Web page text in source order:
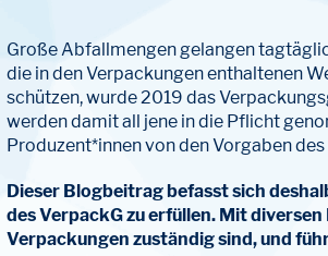
Große Abfallmengen gelangen
die in den Verpackungen enthaltenen
schützen, wurde 2019 das
werden damit all jene in die Pflicht
Produzent*innen von den Vorgaben
Dieser Blogbeitrag befasst sich
des VerpackG zu erfüllen. Mit
Verpackungen zuständig sind, und